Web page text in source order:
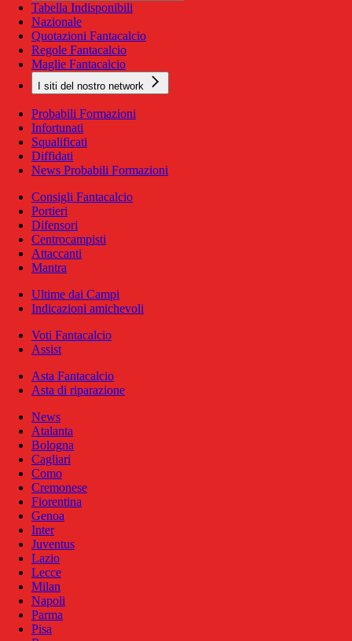
Tabella Indisponibili
Nazionale
Quotazioni Fantacalcio
Regole Fantacalcio
Maglie Fantacalcio
I siti del nostro network
Probabili Formazioni
Infortunati
Squalificati
Diffidati
News Probabili Formazioni
Consigli Fantacalcio
Portieri
Difensori
Centrocampisti
Attaccanti
Mantra
Ultime dai Campi
Indicazioni amichevoli
Voti Fantacalcio
Assist
Asta Fantacalcio
Asta di riparazione
News
Atalanta
Bologna
Cagliari
Como
Cremonese
Fiorentina
Genoa
Inter
Juventus
Lazio
Lecce
Milan
Napoli
Parma
Pisa